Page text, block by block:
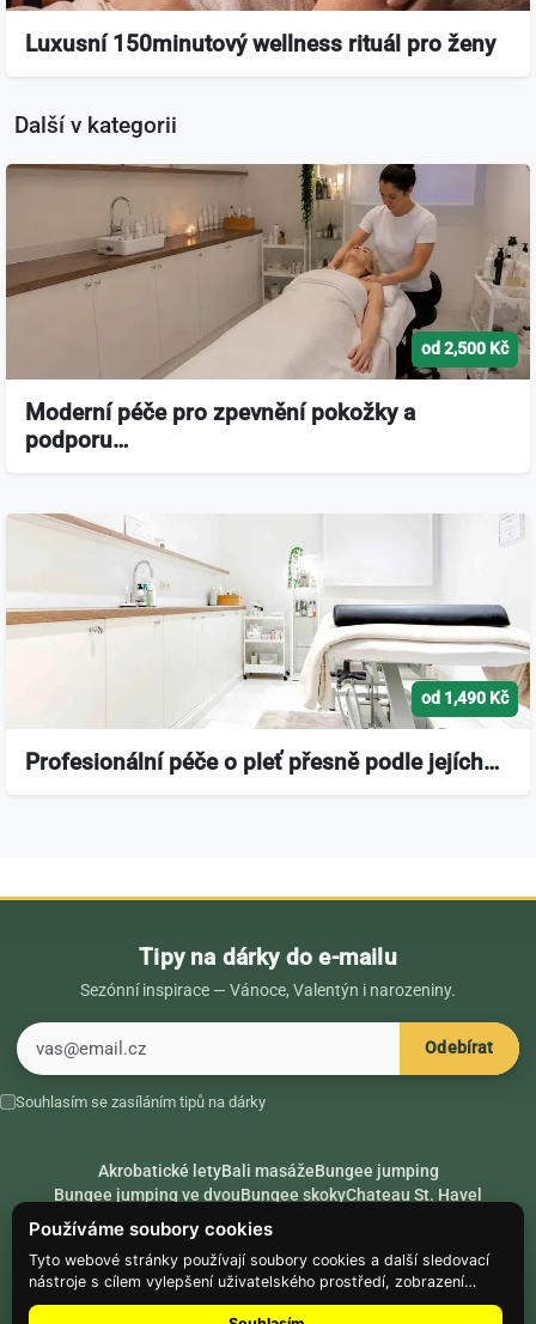
Používáme soubory cookies
Tyto webové stránky používají soubory cookies a další sledovací
nástroje s cílem vylepšení uživatelského prostředí, zobrazení
přizpůsobeného obsahu a reklam, analýzy návštěvnosti webových
Luxusní 150minutový wellness rituál pro ženy
Další v kategorii
od 2,500 Kč
Moderní péče pro zpevnění pokožky a
podporu…
od 1,490 Kč
Profesionální péče o pleť přesně podle jejích…
Tipy na dárky do e-mailu
Sezónní inspirace — Vánoce, Valentýn i narozeniny.
Odebírat
Souhlasím se zasíláním tipů na dárky
Akrobatické letyBali masážeBungee jumping
Bungee jumping ve dvouBungee skokyChateau St. Havel
Dárek k 18. narozeninám
Dárek k 40. narozeninám
RádceSecret SantaSložte se na dárek
PARTNEŘIHike.placeClimbing.place